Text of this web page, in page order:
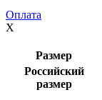
Оплата
X
Размер
Российский
размер